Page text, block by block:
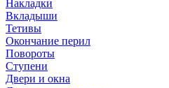
Накладки
Вкладыши
Тетивы
Окончание перил
Повороты
Ступени
Двери и окна